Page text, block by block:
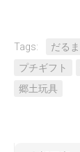
Tags: だるま
プチギフト
郷土玩具